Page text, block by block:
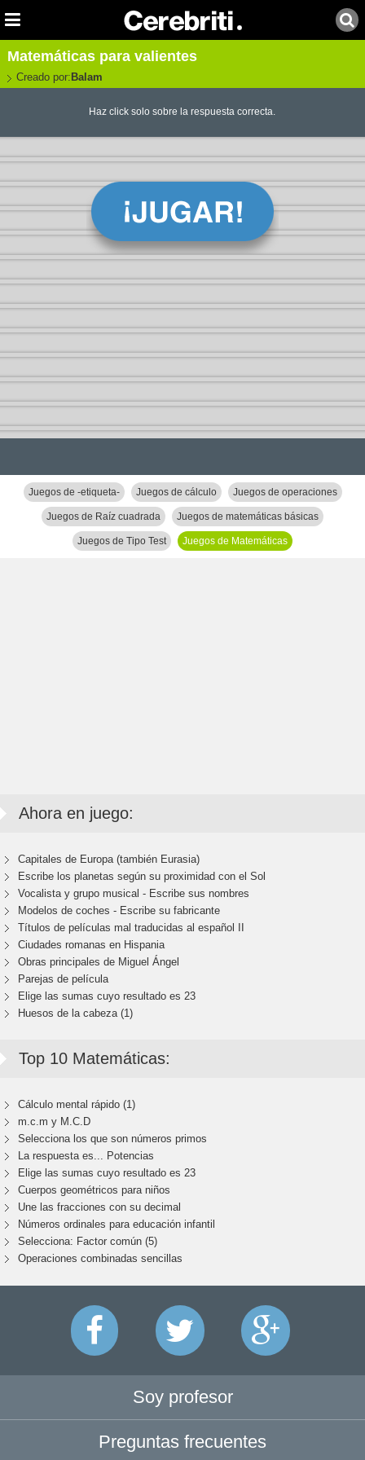
Matemáticas para valientes
Creado por: Balam
Haz click solo sobre la respuesta correcta.
Juegos de -etiqueta- Juegos de cálculo Juegos de operaciones
Juegos de Raíz cuadrada Juegos de matemáticas básicas
Juegos de Tipo Test Juegos de Matemáticas
Ahora en juego:
Capitales de Europa (también Eurasia)
Escribe los planetas según su proximidad con el Sol
Vocalista y grupo musical - Escribe sus nombres
Modelos de coches - Escribe su fabricante
Títulos de películas mal traducidas al español II
Ciudades romanas en Hispania
Obras principales de Miguel Ángel
Parejas de película
Elige las sumas cuyo resultado es 23
Huesos de la cabeza (1)
Top 10 Matemáticas:
Cálculo mental rápido (1)
m.c.m y M.C.D
Selecciona los que son números primos
La respuesta es... Potencias
Elige las sumas cuyo resultado es 23
Cuerpos geométricos para niños
Une las fracciones con su decimal
Números ordinales para educación infantil
Selecciona: Factor común (5)
Operaciones combinadas sencillas
Soy profesor
Preguntas frecuentes